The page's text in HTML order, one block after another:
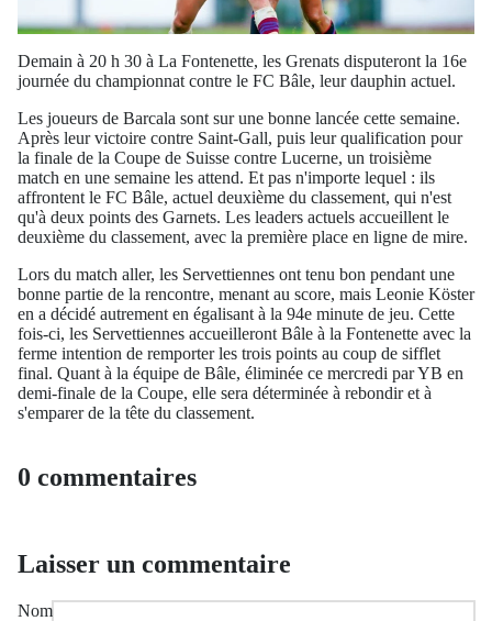
Demain à 20 h 30 à La Fontenette, les Grenats disputeront la 16e
journée du championnat contre le FC Bâle, leur dauphin actuel.
Les joueurs de Barcala sont sur une bonne lancée cette semaine.
Après leur victoire contre Saint-Gall, puis leur qualification pour
la finale de la Coupe de Suisse contre Lucerne, un troisième
match en une semaine les attend. Et pas n'importe lequel : ils
affrontent le FC Bâle, actuel deuxième du classement, qui n'est
qu'à deux points des Garnets. Les leaders actuels accueillent le
deuxième du classement, avec la première place en ligne de mire.
Lors du match aller, les Servettiennes ont tenu bon pendant une
bonne partie de la rencontre, menant au score, mais Leonie Köster
en a décidé autrement en égalisant à la 94e minute de jeu. Cette
fois-ci, les Servettiennes accueilleront Bâle à la Fontenette avec la
ferme intention de remporter les trois points au coup de sifflet
final. Quant à la équipe de Bâle, éliminée ce mercredi par YB en
demi-finale de la Coupe, elle sera déterminée à rebondir et à
s'emparer de la tête du classement.
0 commentaires
Laisser un commentaire
Nom